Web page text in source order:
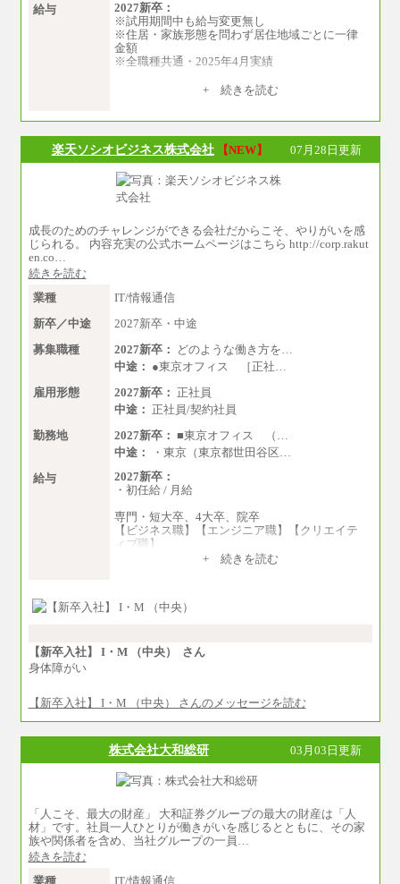
給与
2027新卒：
※試用期間中も給与変更無し
※住居・家族形態を問わず居住地域ごとに一律
金額
※全職種共通・2025年4月実績
【居住地域：関東エリア（月給） 】※一律地域
高専卒：244,800円
短大・専門3年制卒：235,300円
短大・専門2年制卒：222,600円
専門1年制卒：212,900円
手当15,000円含む
大学院卒：266,100円
大学卒：240,000円
短大・専門2年制卒：212,600円
専門1年制卒：202,900円
中途：
【全職種共通】
〔正社員〕
月給212,900円～330,000円
※実務経験に応じてご相談させていただきます
（上記金額を超える可能性あり）
※職種8）を除き、正社員の場合勤務地は本社の
みとなります
〔契約社員〕
東京 ：時給1,226円～1,400円
横浜 ：時給1,225円～
大阪 ：時給1,177円～1,400円
佐世保：時給1,035円～
沖縄 ：時給1,025円～1,350円
※給与は実務経験・職種・配属部署によって異
+ 続きを読む
楽天ソシオビジネス株式会社 【NEW】 07月28日更新
成長のためのチャレンジができる会社だからこそ、やりがいを感
じられる。 内容充実の公式ホームページはこちら http://corp.rakut
en.co…
続きを読む
業種
IT/情報通信
新卒／中途
2027新卒・中途
募集職種
2027新卒：
どのような働き方を…
中途： ●東京オフィス ［正社…
雇用形態
2027新卒： 正社員
中途： 正社員/契約社員
勤務地
2027新卒： ■東京オフィス （…
中途：
・東京（東京都世田谷区…
給与
2027新卒：
・初任給 / 月給
専門・短大卒、4大卒、院卒
【ビジネス職】【エンジニア職】【クリエイテ
ィブ職】
①月給：270,000円～320,000円
⑤⑥月給：225,000円～300,000円
※経験、能力等を考慮の上、当社規定により決
※試用期間中も給与に変更はございません。
+ 続きを読む
【新卒入社】 I・M （中央） さん
身体障がい
【新卒入社】 I・M （中央） さんのメッセージを読む
株式会社大和総研 03月03日更新
「人こそ、最大の財産」 大和証券グループの最大の財産は「人
材」です。社員一人ひとりが働きがいを感じるとともに、その家
族や関係者を含め、当社グループの一員…
続きを読む
業種
IT/情報通信